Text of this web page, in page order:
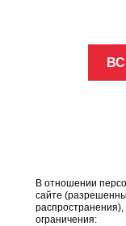
В отношении
сайте
ограничения: